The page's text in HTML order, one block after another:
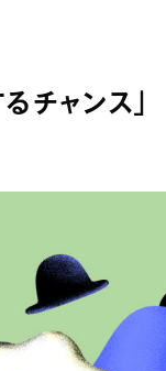
チャンス」